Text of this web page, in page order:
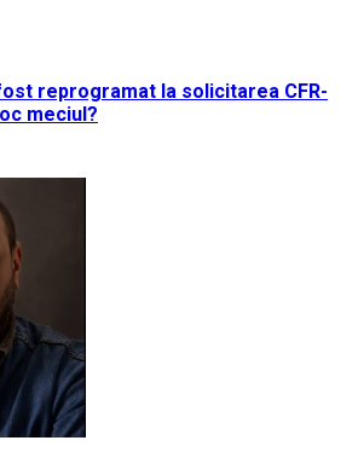
reprogramat la solicitarea CFR-
meciul?